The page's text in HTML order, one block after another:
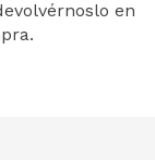
en